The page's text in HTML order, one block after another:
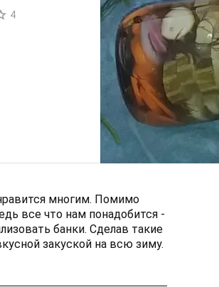
4
многим. Помимо
все что нам понадобится -
банки. Сделав такие
закуской на всю зиму.